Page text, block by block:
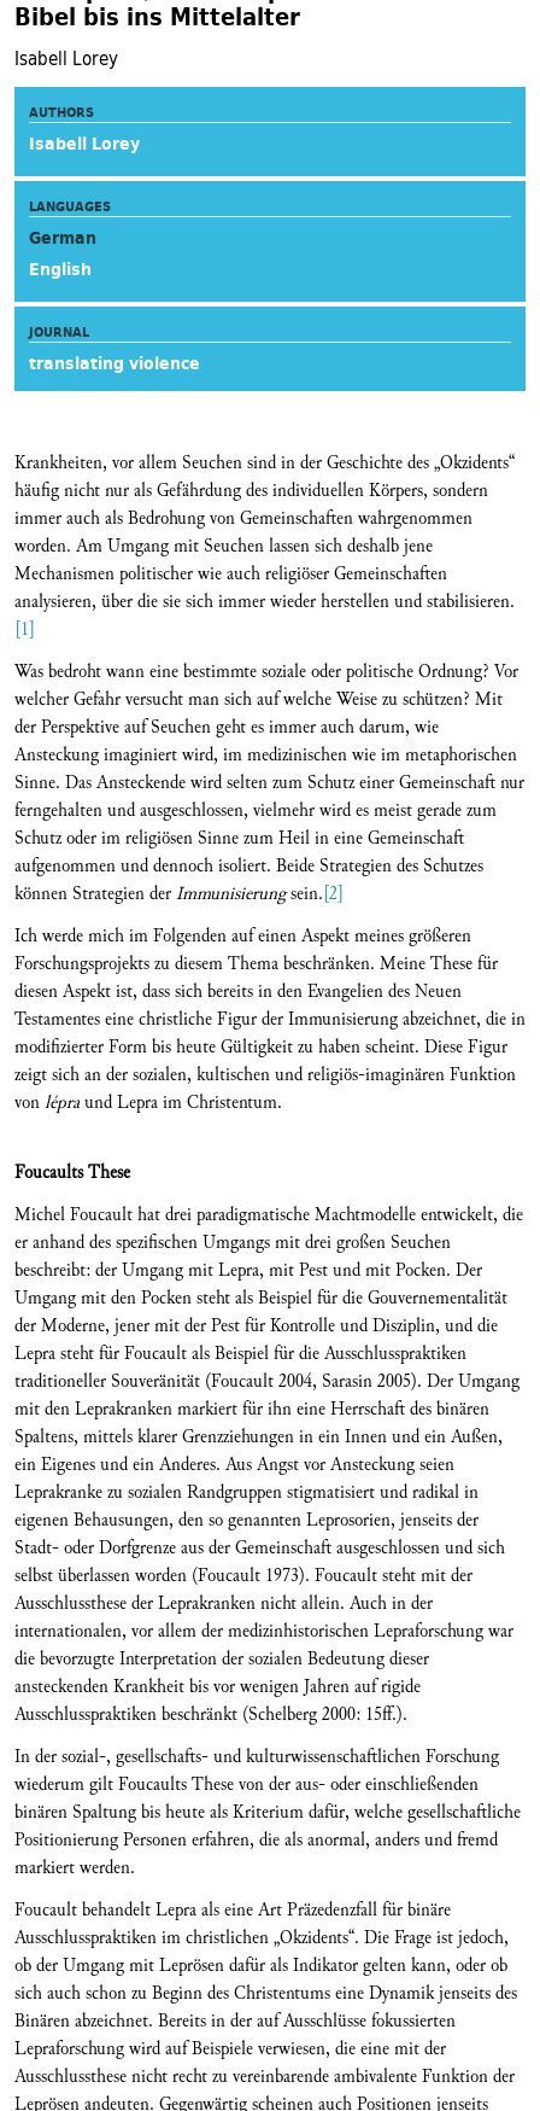
Bibel bis ins Mittelalter
Isabell Lorey
AUTHORS
Isabell Lorey
LANGUAGES
German
English
JOURNAL
translating violence
Krankheiten, vor allem Seuchen sind in der Geschichte des „Okzidents“
häufig nicht nur als Gefährdung des individuellen Körpers, sondern
immer auch als Bedrohung von Gemeinschaften wahrgenommen
worden. Am Umgang mit Seuchen lassen sich deshalb jene
Mechanismen politischer wie auch religiöser Gemeinschaften
analysieren, über die sie sich immer wieder herstellen und stabilisieren.
[1]
Was bedroht wann eine bestimmte soziale oder politische Ordnung? Vor
welcher Gefahr versucht man sich auf welche Weise zu schützen? Mit
der Perspektive auf Seuchen geht es immer auch darum, wie
Ansteckung imaginiert wird, im medizinischen wie im metaphorischen
Sinne. Das Ansteckende wird selten zum Schutz einer Gemeinschaft nur
ferngehalten und ausgeschlossen, vielmehr wird es meist gerade zum
Schutz oder im religiösen Sinne zum Heil in eine Gemeinschaft
aufgenommen und dennoch isoliert. Beide Strategien des Schutzes
können Strategien derImmunisierungsein.[2]
Ich werde mich im Folgenden auf einen Aspekt meines größeren
Forschungsprojekts zu diesem Thema beschränken. Meine These für
diesen Aspekt ist, dass sich bereits in den Evangelien des Neuen
Testamentes eine christliche Figur der Immunisierung abzeichnet, die in
modifizierter Form bis heute Gültigkeit zu haben scheint. Diese Figur
zeigt sich an der sozialen, kultischen und religiös-imaginären Funktion
vonlépraund Lepra im Christentum.
Foucaults These
Michel Foucault hat drei paradigmatische Machtmodelle entwickelt, die
er anhand des spezifischen Umgangs mit drei großen Seuchen
beschreibt: der Umgang mit Lepra, mit Pest und mit Pocken. Der
Umgang mit den Pocken steht als Beispiel für die Gouvernementalität
der Moderne, jener mit der Pest für Kontrolle und Disziplin, und die
Lepra steht für Foucault als Beispiel für die Ausschlusspraktiken
traditioneller Souveränität (Foucault 2004, Sarasin 2005). Der Umgang
mit den Leprakranken markiert für ihn eine Herrschaft des binären
Spaltens, mittels klarer Grenzziehungen in ein Innen und ein Außen,
ein Eigenes und ein Anderes. Aus Angst vor Ansteckung seien
Leprakranke zu sozialen Randgruppen stigmatisiert und radikal in
eigenen Behausungen, den so genannten Leprosorien, jenseits der
Stadt- oder Dorfgrenze aus der Gemeinschaft ausgeschlossen und sich
selbst überlassen worden (Foucault 1973). Foucault steht mit der
Ausschlussthese der Leprakranken nicht allein. Auch in der
internationalen, vor allem der medizinhistorischen Lepraforschung war
die bevorzugte Interpretation der sozialen Bedeutung dieser
ansteckenden Krankheit bis vor wenigen Jahren auf rigide
Ausschlusspraktiken beschränkt (Schelberg 2000: 15ff.).
In der sozial-, gesellschafts- und kulturwissenschaftlichen Forschung
wiederum gilt Foucaults These von der aus- oder einschließenden
binären Spaltung bis heute als Kriterium dafür, welche gesellschaftliche
Positionierung Personen erfahren, die als anormal, anders und fremd
markiert werden.
Foucault behandelt Lepra als eine Art Präzedenzfall für binäre
Ausschlusspraktiken im christlichen „Okzidents“. Die Frage ist jedoch,
ob der Umgang mit Leprösen dafür als Indikator gelten kann, oder ob
sich auch schon zu Beginn des Christentums eine Dynamik jenseits des
Binären abzeichnet. Bereits in der auf Ausschlüsse fokussierten
Lepraforschung wird auf Beispiele verwiesen, die eine mit der
Ausschlussthese nicht recht zu vereinbarende ambivalente Funktion der
Leprösen andeuten. Gegenwärtig scheinen auch Positionen jenseits